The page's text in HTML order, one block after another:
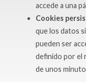
accede a una
Cookies
que los datos
pueden ser
definido por el
de unos